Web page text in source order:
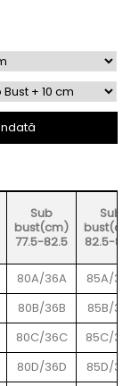
Sub
bust(cm)
77.5-82.5
Sub
82.5-
80A/36A
85A/
80B/36B
85B/
80C/36C
85C/
80D/36D
85D/